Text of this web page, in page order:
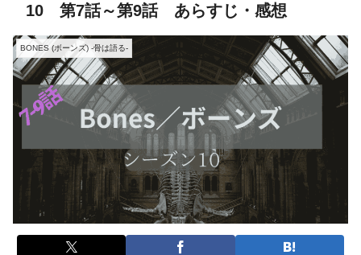
10 第7話～第9話 あらすじ・感想
BONES (ボーンズ) -骨は語る-